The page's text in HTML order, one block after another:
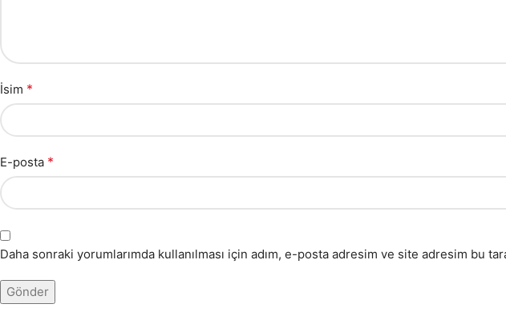
İsim *
E-posta *
Daha sonraki yorumlarımda kullanılması için adım, e-posta adresim ve site adresim bu